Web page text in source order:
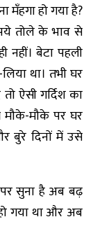
मँहगा हो गया है?
तोले के भाव से
नहीं। बेटा पहली
था। तभी घर
ऐसी गर्दिश का
मौके-मौके पर घर
बुरे दिनों में उसे
पर सुना है अब बढ़
गया था और अब